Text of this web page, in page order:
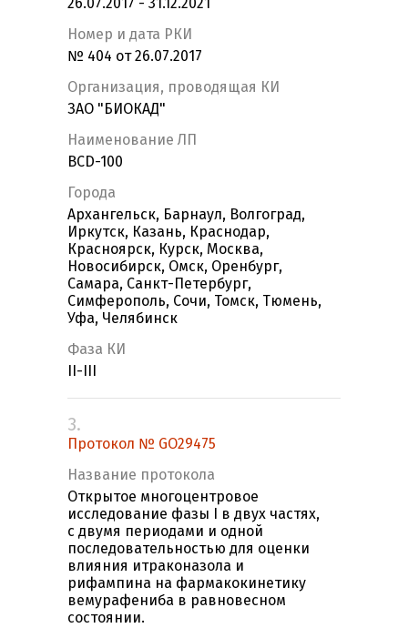
26.07.2017 - 31.12.2021
Номер и дата РКИ
№ 404 от 26.07.2017
Организация, проводящая КИ
ЗАО "БИОКАД"
Наименование ЛП
BCD-100
Города
Архангельск, Барнаул, Волгоград,
Иркутск, Казань, Краснодар,
Красноярск, Курск, Москва,
Новосибирск, Омск, Оренбург,
Самара, Санкт-Петербург,
Симферополь, Сочи, Томск, Тюмень,
Уфа, Челябинск
Фаза КИ
II-III
3.
Протокол № GO29475
Название протокола
Открытое многоцентровое
исследование фазы I в двух частях,
с двумя периодами и одной
последовательностью для оценки
влияния итраконазола и
рифампина на фармакокинетику
вемурафениба в равновесном
состоянии.